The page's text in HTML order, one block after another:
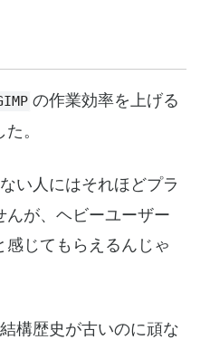
の作業効率を上げる
。
い人にはそれほどプラ
んが、ヘビーユーザー
じてもらえるんじゃ
構歴史が古いのに頑な